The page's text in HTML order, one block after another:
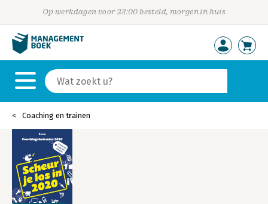
Op werkdagen voor 23:00 besteld, morgen in huis
Coaching en trainen